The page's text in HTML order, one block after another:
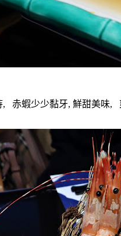
, 赤蝦少少黏牙, 鮮甜美味,